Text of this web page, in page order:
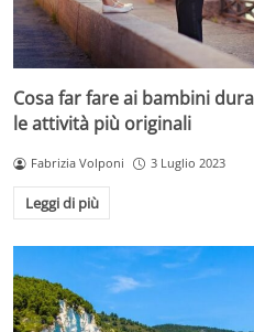
Cosa far fare ai bambini
le attività più originali
Fabrizia Volponi 3 Luglio 2023
Leggi di più